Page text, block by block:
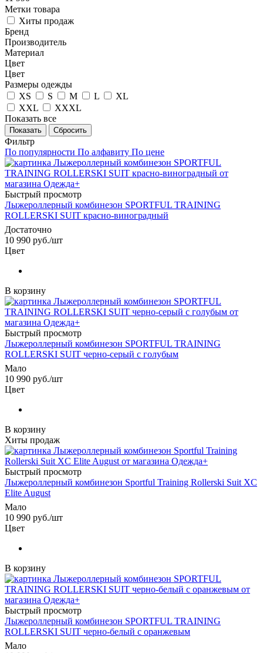
Метки товара
Хиты продаж
Бренд
Производитель
Материал
Цвет
Цвет
Размеры одежды
XS
S M L
XL
XXL
XXXL
Показать все
Показать Сбросить
Фильтр
По популярности По алфавиту По цене
Быстрый просмотр
Лыжероллерный комбинезон SPORTFUL TRAINING
ROLLERSKI SUIT красно-виноградный
Достаточно
10 990 руб./шт
Цвет
В корзину
Быстрый просмотр
Лыжероллерный комбинезон SPORTFUL TRAINING
ROLLERSKI SUIT черно-серый с голубым
Мало
10 990 руб./шт
Цвет
В корзину
Хиты продаж
Быстрый просмотр
Лыжероллерный комбинезон Sportful Training Rollerski Suit XC
Elite August
Мало
10 990 руб./шт
Цвет
В корзину
Быстрый просмотр
Лыжероллерный комбинезон SPORTFUL TRAINING
ROLLERSKI SUIT черно-белый с оранжевым
Мало